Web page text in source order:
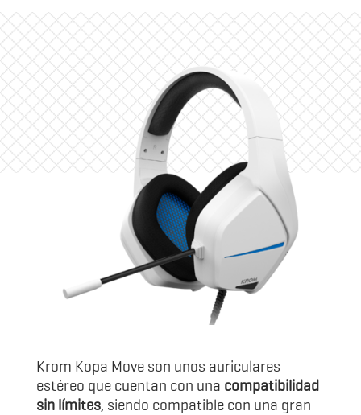
Krom Kopa Move son unos auriculares
estéreo que cuentan con una compatibilidad
sin límites, siendo compatible con una gran